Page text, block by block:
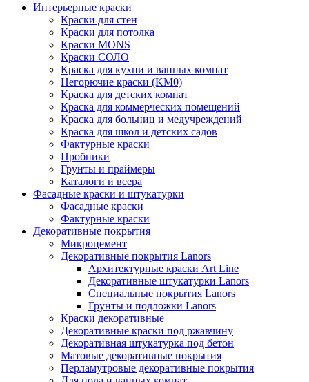
Интерьерные краски
Краски для стен
Краски для потолка
Краски MONS
Краски СОЛО
Краска для кухни и ванных комнат
Негорючие краски (KM0)
Краска для детских комнат
Краска для коммерческих помещений
Краска для больниц и медучреждений
Краска для школ и детских садов
Фактурные краски
Пробники
Грунты и праймеры
Каталоги и веера
Фасадные краски и штукатурки
Фасадные краски
Фактурные краски
Декоративные покрытия
Микроцемент
Декоративные покрытия Lanors
Архитектурные краски Art Line
Декоративные штукатурки Lanors
Специальные покрытия Lanors
Грунты и подложки Lanors
Краски декоративные
Декоративные краски под ржавчину
Декоративная штукатурка под бетон
Матовые декоративные покрытия
Перламутровые декоративные покрытия